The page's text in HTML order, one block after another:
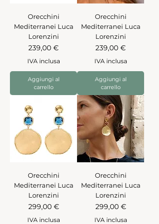
Orecchini
Mediterranei Luca
Lorenzini
Prezzo
239,00 €
IVA inclusa
Aggiungi al
carrello
Orecchini
Mediterranei Luca
Lorenzini
Prezzo
239,00 €
IVA inclusa
Aggiungi al
carrello
Orecchini
Mediterranei Luca
Lorenzini
Prezzo
299,00 €
IVA inclusa
Orecchini
Mediterranei Luca
Lorenzini
Prezzo
299,00 €
IVA inclusa